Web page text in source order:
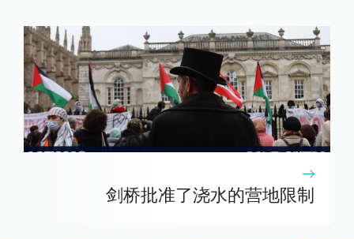
剑桥批准了浇水的营地限制